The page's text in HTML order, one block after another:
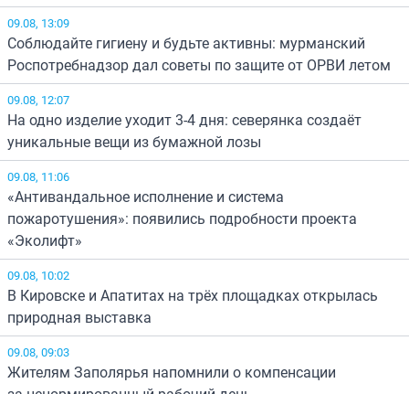
09.08, 13:09
Соблюдайте гигиену и будьте активны: мурманский
Роспотребнадзор дал советы по защите от ОРВИ летом
09.08, 12:07
На одно изделие уходит 3-4 дня: северянка создаёт
уникальные вещи из бумажной лозы
09.08, 11:06
«Антивандальное исполнение и система
пожаротушения»: появились подробности проекта
«Эколифт»
09.08, 10:02
В Кировске и Апатитах на трёх площадках открылась
природная выставка
09.08, 09:03
Жителям Заполярья напомнили о компенсации